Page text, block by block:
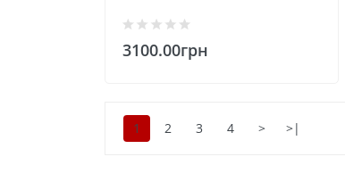
3100.00грн
1 2 3 4 > >|